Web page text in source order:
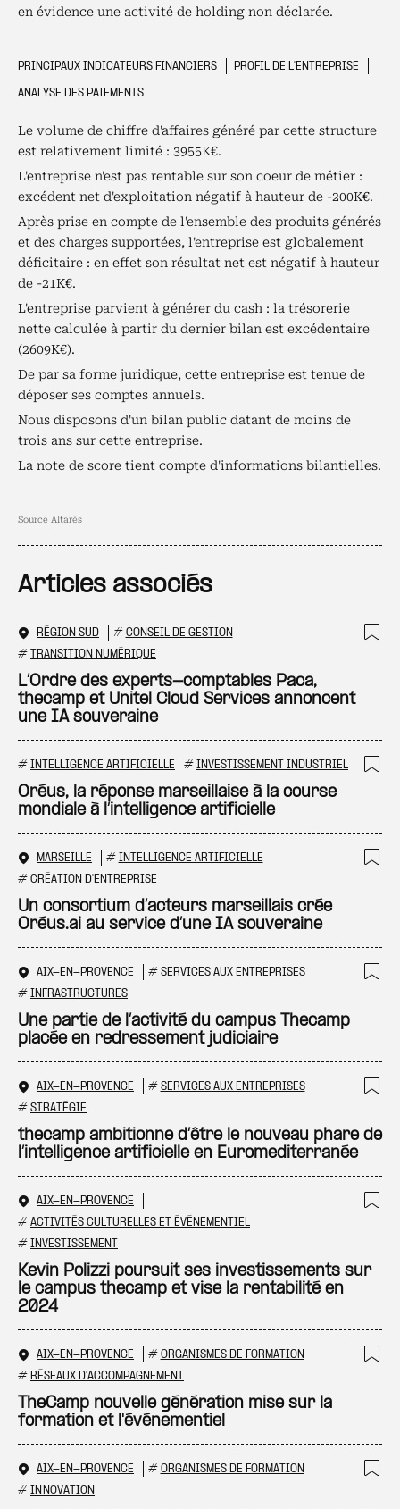
en évidence une activité de holding non déclarée.
PRINCIPAUX INDICATEURS FINANCIERS
PROFIL DE L'ENTREPRISE
ANALYSE DES PAIEMENTS
Le volume de chiffre d'affaires généré par cette structure
est relativement limité : 3955K€.
L'entreprise n'est pas rentable sur son coeur de métier :
excédent net d'exploitation négatif à hauteur de -200K€.
Après prise en compte de l'ensemble des produits générés
et des charges supportées, l'entreprise est globalement
déficitaire : en effet son résultat net est négatif à hauteur
de -21K€.
L'entreprise parvient à générer du cash : la trésorerie
nette calculée à partir du dernier bilan est excédentaire
(2609K€).
De par sa forme juridique, cette entreprise est tenue de
déposer ses comptes annuels.
Nous disposons d'un bilan public datant de moins de
trois ans sur cette entreprise.
La note de score tient compte d'informations bilantielles.
Source Altarès
Articles associés
RÉGION SUD # CONSEIL DE GESTION
# TRANSITION NUMÉRIQUE
L’Ordre des experts-comptables Paca,
thecamp et Unitel Cloud Services annoncent
une IA souveraine
# INTELLIGENCE ARTIFICIELLE # INVESTISSEMENT INDUSTRIEL
Oréus, la réponse marseillaise à la course
mondiale à l’intelligence artificielle
MARSEILLE # INTELLIGENCE ARTIFICIELLE
# CRÉATION D'ENTREPRISE
Un consortium d’acteurs marseillais crée
Oréus.ai au service d’une IA souveraine
AIX-EN-PROVENCE # SERVICES AUX ENTREPRISES
# INFRASTRUCTURES
Une partie de l’activité du campus Thecamp
placée en redressement judiciaire
AIX-EN-PROVENCE # SERVICES AUX ENTREPRISES
# STRATÉGIE
thecamp ambitionne d’être le nouveau phare de
l’intelligence artificielle en Euromediterranée
AIX-EN-PROVENCE
# ACTIVITÉS CULTURELLES ET ÉVÉNEMENTIEL
# INVESTISSEMENT
Kevin Polizzi poursuit ses investissements sur
le campus thecamp et vise la rentabilité en
2024
AIX-EN-PROVENCE # ORGANISMES DE FORMATION
# RÉSEAUX D'ACCOMPAGNEMENT
TheCamp nouvelle génération mise sur la
formation et l'événementiel
AIX-EN-PROVENCE # ORGANISMES DE FORMATION
# INNOVATION